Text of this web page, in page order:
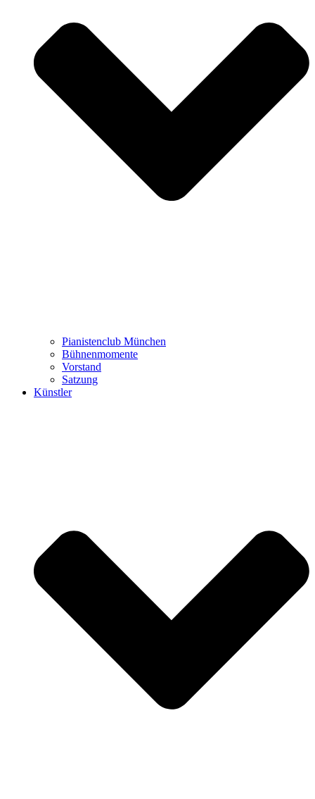
Pianistenclub München
Bühnenmomente
Vorstand
Satzung
Künstler